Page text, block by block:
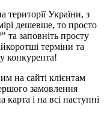
України, з
дешевше, то просто
заповніть просту
терміни та
конкурента!
на сайті клієнтам
замовлення
і на всі наступні